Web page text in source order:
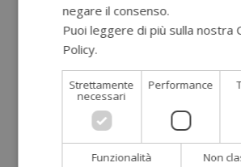
CONSULENZA ONLINE O IN
BRODO D’OSSI: SUPER FOOD
INTESTINO
MENOPAUSA
OMEGA 3 ED ECCESSO DI
negare il consenso.
Puoi leggere di più sulla nostra
Policy.
Strettamente
necessari
Performance
Funzionalità Non